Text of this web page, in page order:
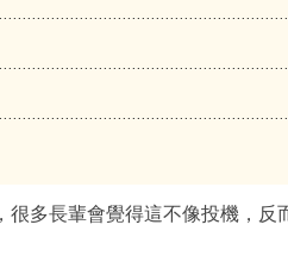
多長輩會覺得這不像投機，反